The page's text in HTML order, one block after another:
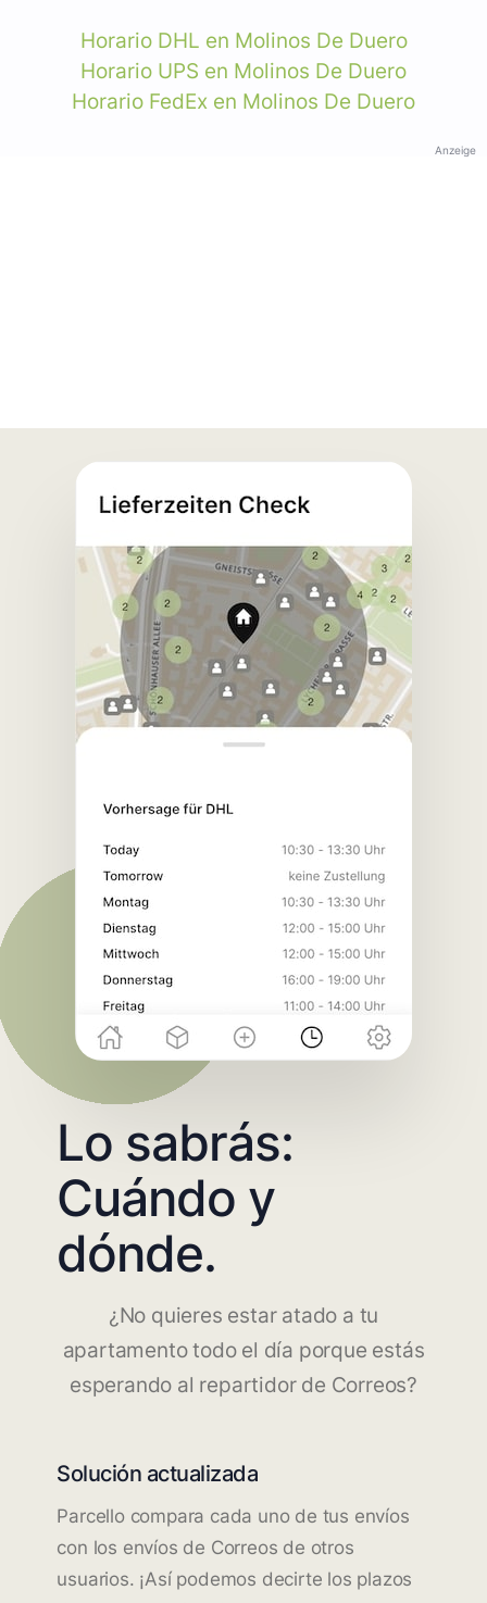
Horario DHL en Molinos De Duero
Horario UPS en Molinos De Duero
Horario FedEx en Molinos De Duero
Anzeige
Lo sabrás:
Cuándo y
dónde.
¿No quieres estar atado a tu
apartamento todo el día porque estás
esperando al repartidor de Correos?
Solución actualizada
Parcello compara cada uno de tus envíos
con los envíos de Correos de otros
usuarios. ¡Así podemos decirte los plazos